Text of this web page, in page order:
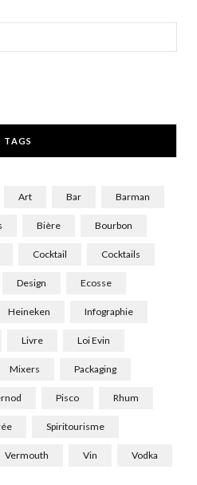
TAGS
Art Bar Barman
Bière Bourbon
Cocktail Cocktails
Design Ecosse
Heineken Infographie
Livre Loi Evin
Mixers Packaging
Pisco Rhum
Spiritourisme
Vermouth Vin Vodka